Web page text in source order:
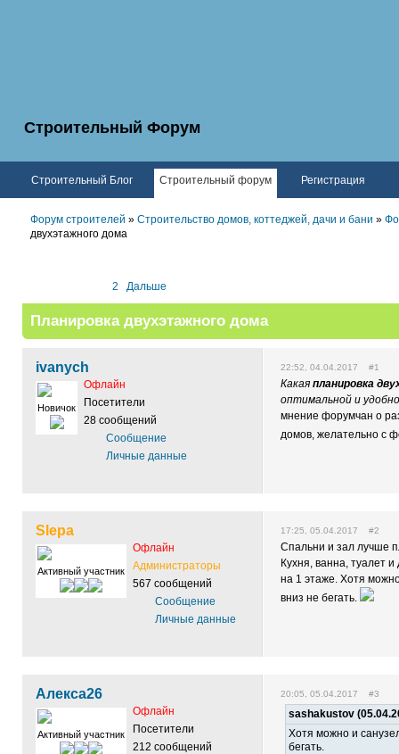
Строительный Форум
Строительный Блог Строительный форум Регистрация
Форум строителей » Строительство домов, коттеджей, дачи и бани »
двухэтажного дома
2 Дальше
Планировка двухэтажного дома
ivanych
Новичок
Офлайн
Посетители
28 сообщений
Сообщение
Личные данные
22:52, 04.04.2017 #1
Какая планировка
оптимальной и
мнение форумчан о
домов, желательно с
Slepa
Активный участник
Офлайн
Администраторы
567 сообщений
Сообщение
Личные данные
17:25, 05.04.2017 #2
Спальни и зал лучше
Кухня, ванна, туалет
на 1 этаже. Хотя
вниз не бегать.
Алекса26
Активный участник
Офлайн
Посетители
212 сообщений
20:05, 05.04.2017 #3
sashakustov
Хотя можно и
бегать.